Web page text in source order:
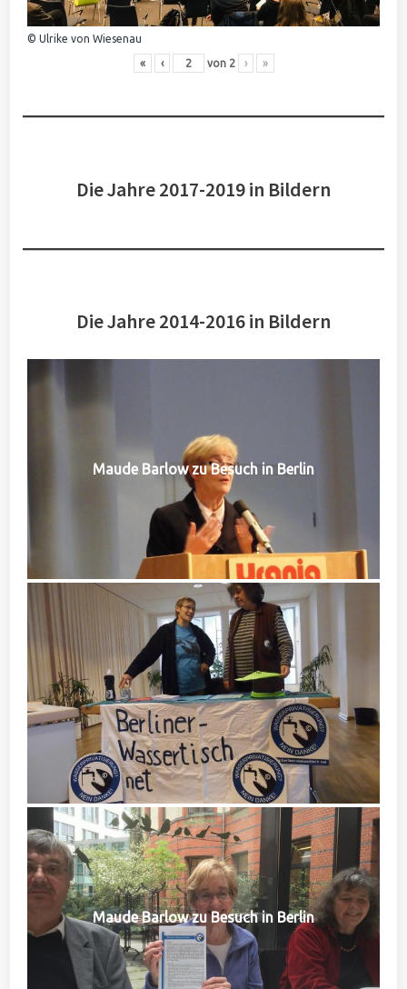
© Ulrike von Wiesenau
« ‹ von 2 › »
Die Jahre 2017-2019 in Bildern
Die Jahre 2014-2016 in Bildern
Maude Barlow zu Besuch in Berlin
Maude Barlow zu Besuch in Berlin